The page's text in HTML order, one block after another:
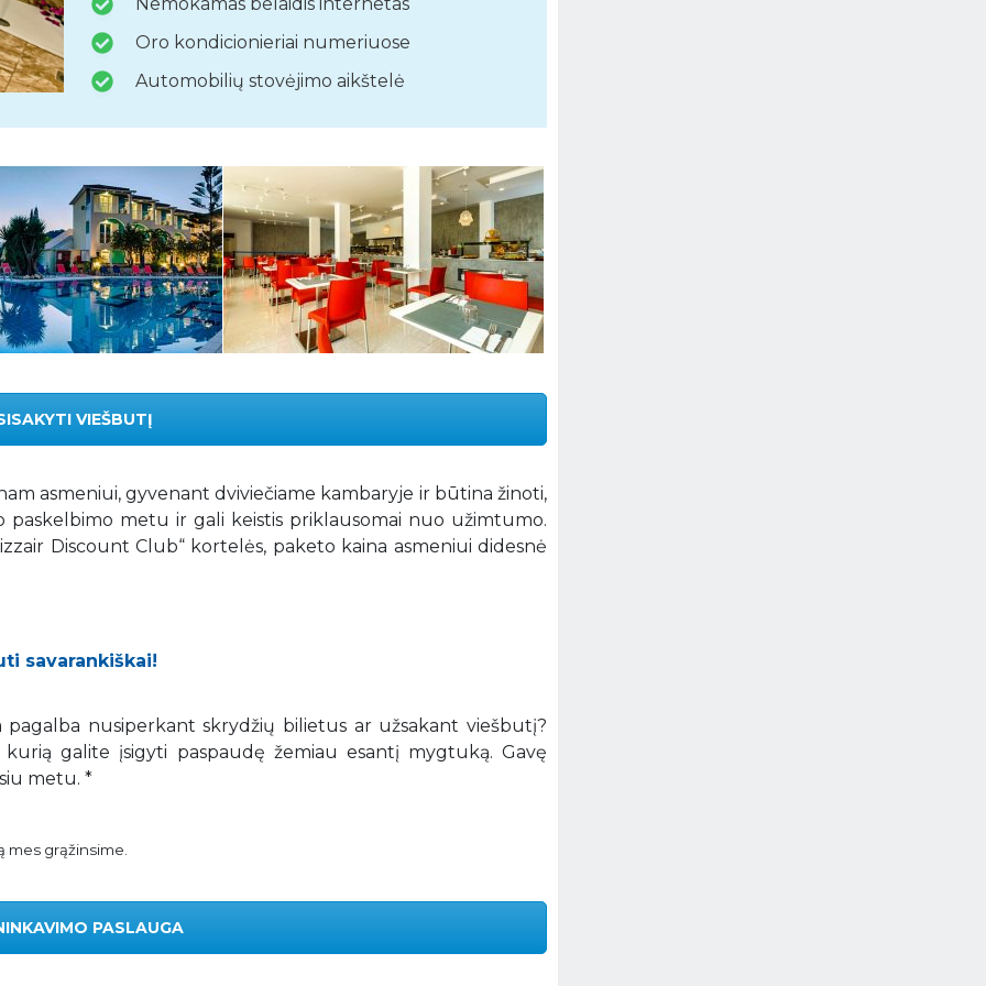
Oro kondicionieriai numeriuose
Automobilių stovėjimo aikštelė
VIEŠBUTĮ
asmeniui, gyvenant dviviečiame kambaryje ir būtina žinoti,
paskelbimo metu ir gali keistis priklausomai nuo užimtumo.
Discount Club“ kortelės, paketo kaina asmeniui didesnė
savarankiškai!
pagalba nusiperkant skrydžių bilietus ar užsakant viešbutį?
galite įsigyti paspaudę žemiau esantį mygtuką. Gavę
metu. *
mes grąžinsime.
PASLAUGA